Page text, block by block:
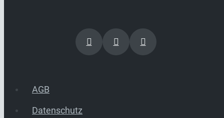
AGB
Datenschutz